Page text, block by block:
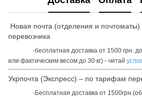
Новая почта (отделения и
перевозчика
-бесплатная доставка от 1500 грн. до
или фактическим весом до 30 кг) - читай
Укрпочта (Экспресс) – по тарифам
-Бесплатная доставка от